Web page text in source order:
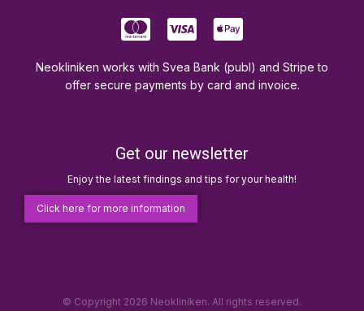
Neokliniken works with Svea Bank (publ) and Stripe to
offer secure payments by card and invoice.
Get our newsletter
Enjoy the latest findings and tips for your health!
Click here for more information
© Copyright 2026 Neokliniken. All rights reserved.